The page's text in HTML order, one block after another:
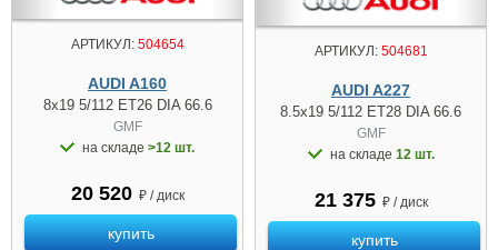
АРТИКУЛ:504654
AUDI A160
8x19 5/112 ET26 DIA 66.6
GMF
на складе >12 шт.
20 520 ₽ / диск
купить
АРТИКУЛ:504681
AUDI A227
8.5x19 5/112 ET28 DIA 66.6
GMF
на складе 12 шт.
21 375 ₽ / диск
купить